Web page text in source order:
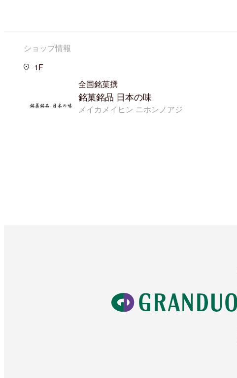
ショップ情報
1F
全国銘菓撰
銘菓銘品 日本の味
メイカメイヒン ニホンノアジ